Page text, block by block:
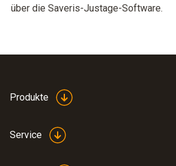
über die Saveris-Justage-Software.
Produkte
Service